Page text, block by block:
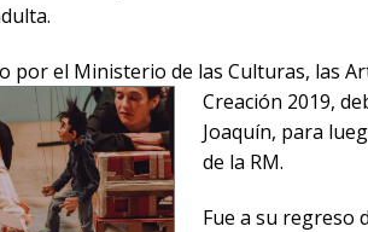
por el Ministerio de las Culturas, las
Creación 2019,
Joaquín, para
de la RM.
Fue a su regreso